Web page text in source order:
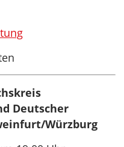
Deutscher
Würzburg